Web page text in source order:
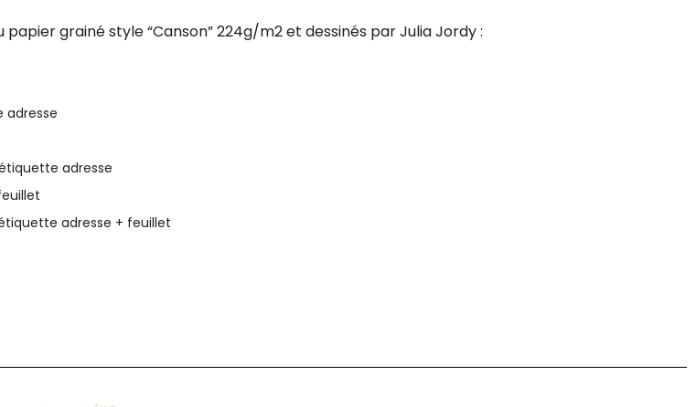
grainé style “Canson” 224g/m2 et dessinés par Julia Jordy :
adresse
adresse
adresse + feuillet